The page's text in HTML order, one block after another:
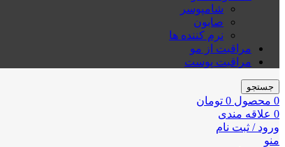
شامپوسر
صابون
نرم کننده ها
مراقبت از مو
مراقبت پوست
جستجو
0 محصول 0 تومان
0 علاقه مندی
ورود / ثبت نام
منو